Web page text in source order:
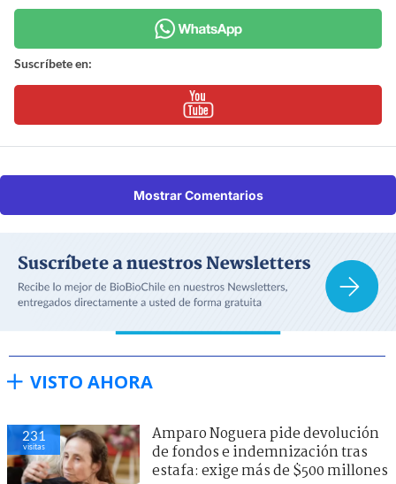
Suscríbete en:
Mostrar Comentarios
VISTO AHORA
231
visitas
Amparo Noguera pide devolución
de fondos e indemnización tras
estafa: exige más de $500 millones